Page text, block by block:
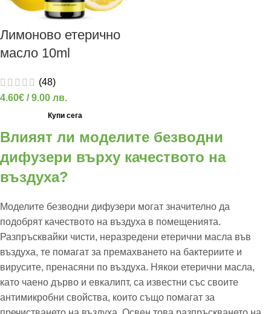
Лимоново етерично
масло 10ml
(48)
4.60€ / 9.00 лв.
Купи сега
Влияят ли моделите безводни
дифузери върху качеството на
въздуха?
Моделите безводни дифузери могат значително да
подобрят качеството на въздуха в помещенията.
Разпръсквайки чисти, неразредени етерични масла във
въздуха, те помагат за премахването на бактериите и
вирусите, пренасяни по въздуха. Някои етерични масла,
като чаено дърво и евкалипт, са известни със своите
антимикробни свойства, които също помагат за